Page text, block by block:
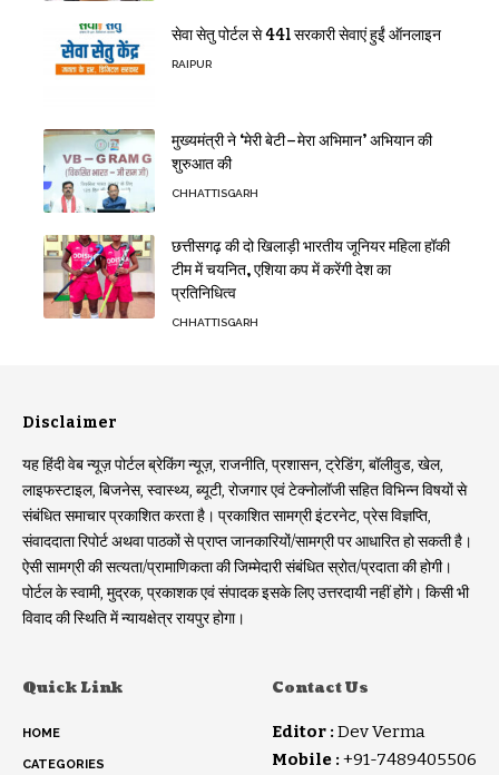
सेवा सेतु पोर्टल से 441 सरकारी सेवाएं हुईं ऑनलाइन
RAIPUR
मुख्यमंत्री ने ‘मेरी बेटी–मेरा अभिमान’ अभियान की
शुरुआत की
CHHATTISGARH
छत्तीसगढ़ की दो खिलाड़ी भारतीय जूनियर महिला हॉकी
टीम में चयनित, एशिया कप में करेंगी देश का
प्रतिनिधित्व
CHHATTISGARH
Disclaimer
यह हिंदी वेब न्यूज़ पोर्टल ब्रेकिंग न्यूज़, राजनीति, प्रशासन, ट्रेडिंग, बॉलीवुड, खेल,
लाइफस्टाइल, बिजनेस, स्वास्थ्य, ब्यूटी, रोजगार एवं टेक्नोलॉजी सहित विभिन्न विषयों से
संबंधित समाचार प्रकाशित करता है। प्रकाशित सामग्री इंटरनेट, प्रेस विज्ञप्ति,
संवाददाता रिपोर्ट अथवा पाठकों से प्राप्त जानकारियों/सामग्री पर आधारित हो सकती है।
ऐसी सामग्री की सत्यता/प्रामाणिकता की जिम्मेदारी संबंधित स्रोत/प्रदाता की होगी।
पोर्टल के स्वामी, मुद्रक, प्रकाशक एवं संपादक इसके लिए उत्तरदायी नहीं होंगे। किसी भी
विवाद की स्थिति में न्यायक्षेत्र रायपुर होगा।
Quick Link
HOME
CATEGORIES
Contact Us
Editor : Dev Verma
Mobile : +91-7489405506